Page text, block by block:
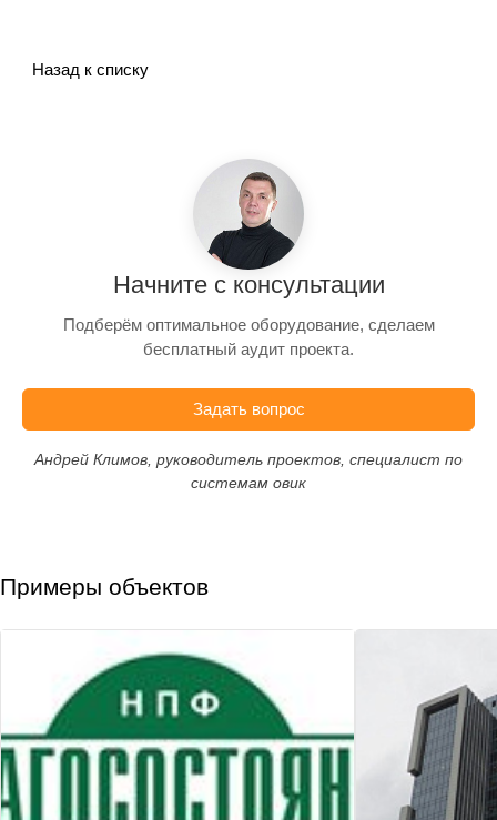
Назад к списку
Начните с консультации
Подберём оптимальное оборудование, сделаем
бесплатный аудит проекта.
Задать вопрос
Андрей Климов, руководитель проектов, специалист по
системам овик
Примеры объектов